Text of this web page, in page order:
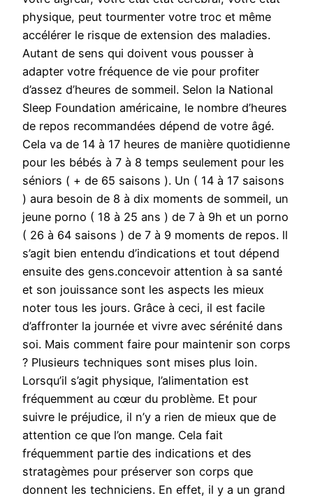
physique, peut tourmenter votre troc et même
accélérer le risque de extension des maladies.
Autant de sens qui doivent vous pousser à
adapter votre fréquence de vie pour profiter
d’assez d’heures de sommeil. Selon la National
Sleep Foundation américaine, le nombre d’heures
de repos recommandées dépend de votre âgé.
Cela va de 14 à 17 heures de manière quotidienne
pour les bébés à 7 à 8 temps seulement pour les
séniors ( + de 65 saisons ). Un ( 14 à 17 saisons
) aura besoin de 8 à dix moments de sommeil, un
jeune porno ( 18 à 25 ans ) de 7 à 9h et un porno
( 26 à 64 saisons ) de 7 à 9 moments de repos. ll
s’agit bien entendu d’indications et tout dépend
ensuite des gens.concevoir attention à sa santé
et son jouissance sont les aspects les mieux
noter tous les jours. Grâce à ceci, il est facile
d’affronter la journée et vivre avec sérénité dans
soi. Mais comment faire pour maintenir son corps
? Plusieurs techniques sont mises plus loin.
Lorsqu’il s’agit physique, l’alimentation est
fréquemment au cœur du problème. Et pour
suivre le préjudice, il n’y a rien de mieux que de
attention ce que l’on mange. Cela fait
fréquemment partie des indications et des
stratagèmes pour préserver son corps que
donnent les techniciens. En effet, il y a un grand